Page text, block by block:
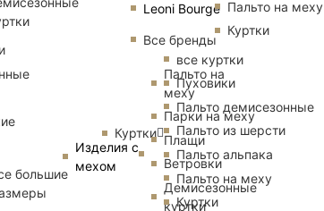
Leoni Bourge
Все бренды
Изделия с
мехом
Пальто на
меху
Парки на меху
Плащи
Ветровки
Демисезонные
куртки
большие
Пальто на меху
Куртки
Куртки
все куртки
Пуховики
Пальто демисезонные
Пальто из шерсти
Пальто альпака
Пальто на меху
Куртки